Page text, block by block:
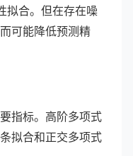
拟合。但在存在噪
可能降低预测精
指标。高阶多项式
拟合和正交多项式